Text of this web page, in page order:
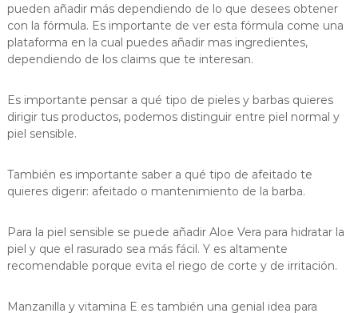
pueden añadir más dependiendo de lo que desees obtener
con la fórmula. Es importante de ver esta fórmula come una
plataforma en la cual puedes añadir mas ingredientes,
dependiendo de los claims que te interesan.
Es importante pensar a qué tipo de pieles y barbas quieres
dirigir tus productos, podemos distinguir entre piel normal y
piel sensible.
También es importante saber a qué tipo de afeitado te
quieres digerir: afeitado o mantenimiento de la barba.
Para la piel sensible se puede añadir Aloe Vera para hidratar la
piel y que el rasurado sea más fácil. Y es altamente
recomendable porque evita el riego de corte y de irritación.
Manzanilla y vitamina E es también una genial idea para